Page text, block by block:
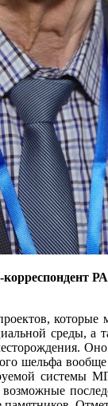
среды, а
шельфа
системы